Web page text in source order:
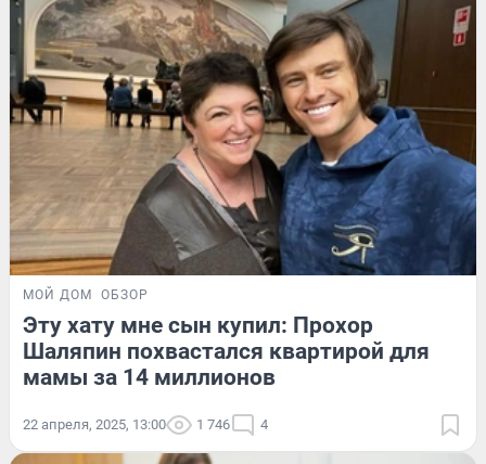
МОЙ ДОМ ОБЗОР
Эту хату мне сын купил: Прохор
Шаляпин похвастался квартирой для
мамы за 14 миллионов
22 апреля, 2025, 13:00 1 746 4